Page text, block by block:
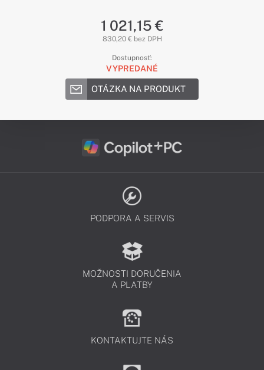
1 021,15 €
830,20 € bez DPH
Dostupnosť:
VYPREDANÉ
OTÁZKA NA PRODUKT
PODPORA A SERVIS
MOŽNOSTI DORUČENIA
A PLATBY
KONTAKTUJTE NÁS